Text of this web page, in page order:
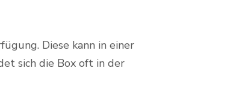
Diese kann in einer
sich die Box oft in der